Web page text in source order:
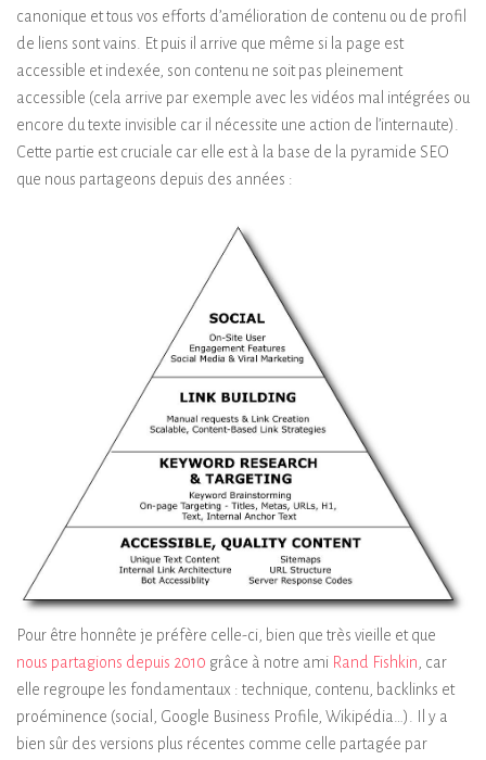
canonique et tous vos efforts d’amélioration de contenu ou de profil
de liens sont vains. Et puis il arrive que même si la page est
accessible et indexée, son contenu ne soit pas pleinement
accessible (cela arrive par exemple avec les vidéos mal intégrées ou
encore du texte invisible car il nécessite une action de l’internaute).
Cette partie est cruciale car elle est à la base de la pyramide SEO
que nous partageons depuis des années :
Pour être honnête je préfère celle-ci, bien que très vieille et que
nous partagions depuis 2010 grâce à notre ami Rand Fishkin , car
elle regroupe les fondamentaux : technique, contenu, backlinks et
proéminence (social, Google Business Profile, Wikipédia…). Il y a
bien sûr des versions plus récentes comme celle partagée par